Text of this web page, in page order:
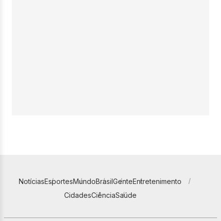
NotíciasEsportesMundoBrasilGenteEntretenimento
CidadesCiênciaSaúde